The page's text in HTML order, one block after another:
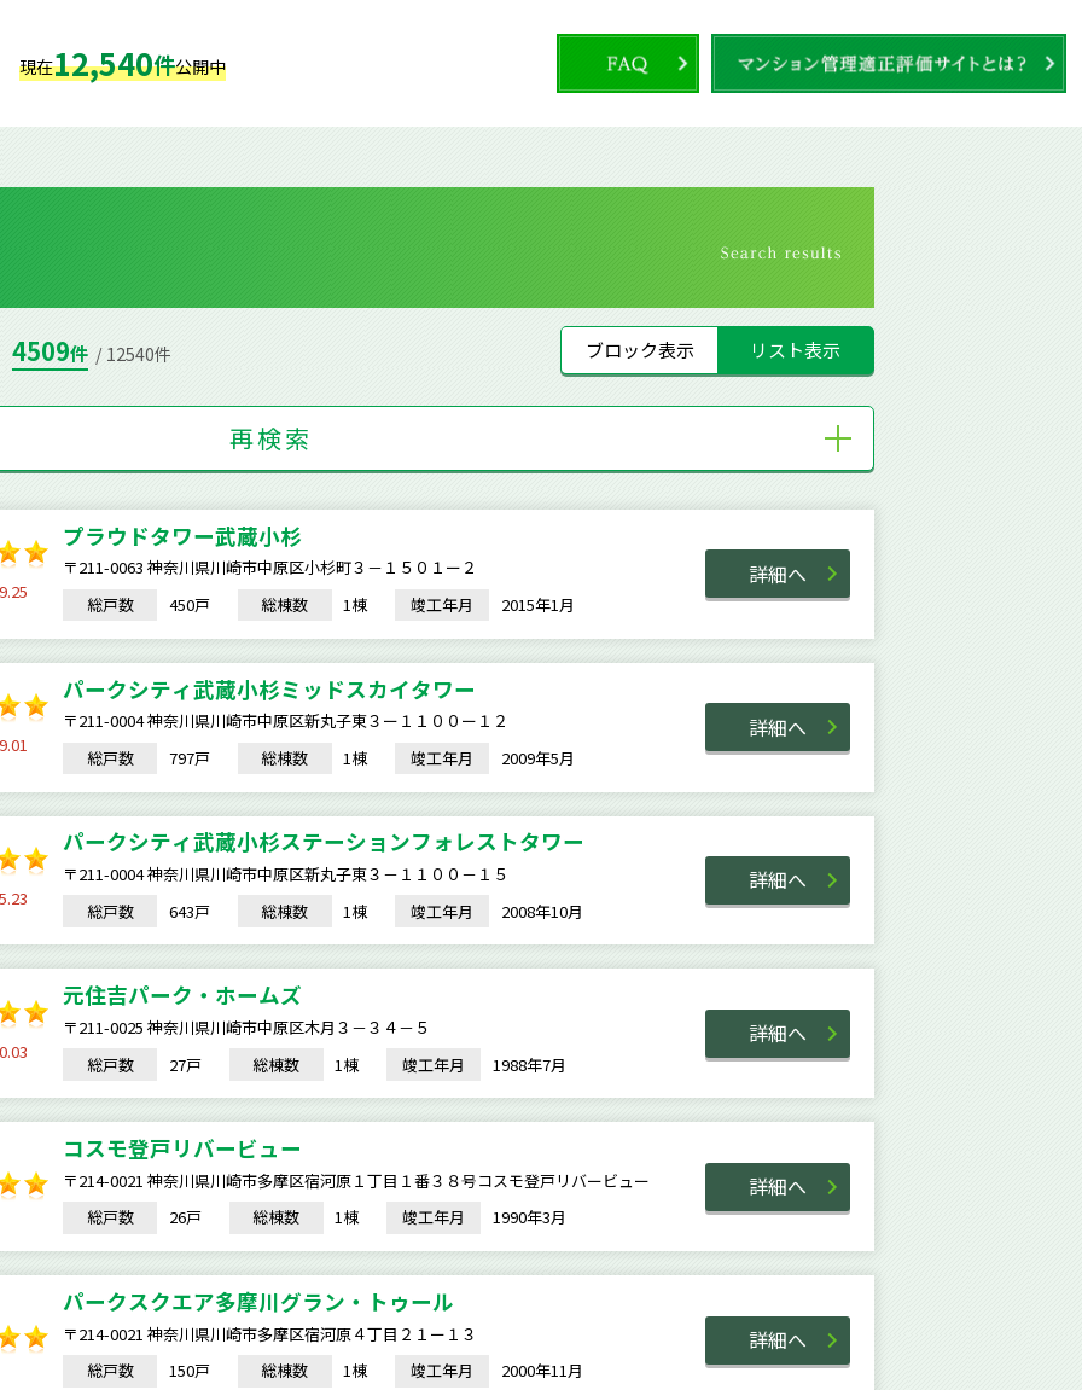
現在12,540件公開中
4509件 / 12540件 ブロック表示 リスト表示
再検索
プラウドタワー武蔵小杉
〒211-0063 神奈川県川崎市中原区小杉町３－１５０１ー２
総戸数
450戸 総棟数 1棟 竣工年月 2015年1月
詳細へ
パークシティ武蔵小杉ミッドスカイタワー
〒211-0004 神奈川県川崎市中原区新丸子東３ー１１００ー１２
総戸数
797戸 総棟数 1棟 竣工年月 2009年5月
詳細へ
パークシティ武蔵小杉ステーションフォレストタワー
〒211-0004 神奈川県川崎市中原区新丸子東３－１１００－１５
総戸数
643戸 総棟数 1棟 竣工年月 2008年10月
詳細へ
元住吉パーク・ホームズ
〒211-0025 神奈川県川崎市中原区木月３－３４－５
総戸数
27戸 総棟数 1棟 竣工年月 1988年7月
詳細へ
コスモ登戸リバービュー
〒214-0021 神奈川県川崎市多摩区宿河原１丁目１番３８号コスモ登戸リバービュー
総戸数
26戸 総棟数 1棟 竣工年月 1990年3月
詳細へ
パークスクエア多摩川グラン・トゥール
〒214-0021 神奈川県川崎市多摩区宿河原４丁目２１ー１３
総戸数
150戸 総棟数 1棟 竣工年月 2000年11月
詳細へ